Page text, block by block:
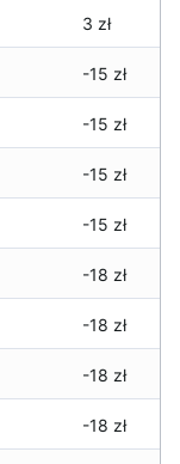
3 zł
-15 zł
-15 zł
-15 zł
-15 zł
-18 zł
-18 zł
-18 zł
-18 zł